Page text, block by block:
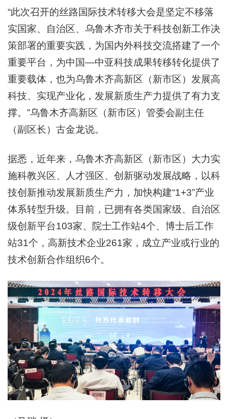
“此次召开的丝路国际技术转移大会是坚定不移落
实国家、自治区、乌鲁木齐市关于科技创新工作决
策部署的重要实践，为国内外科技交流搭建了一个
重要平台，为中国—中亚科技成果转移转化提供了
重要载体，也为乌鲁木齐高新区（新市区）发展高
科技、实现产业化，发展新质生产力提供了有力支
撑。”乌鲁木齐高新区（新市区）管委会副主任
（副区长）古金龙说。
据悉，近年来，乌鲁木齐高新区（新市区）大力实
施科教兴区、人才强区、创新驱动发展战略，以科
技创新推动发展新质生产力，加快构建“1+3”产业
体系转型升级。目前，已拥有各类国家级、自治区
级创新平台103家、院士工作站4个、博士后工作
站31个，高新技术企业261家，成立产业或行业的
技术创新合作组织6个。